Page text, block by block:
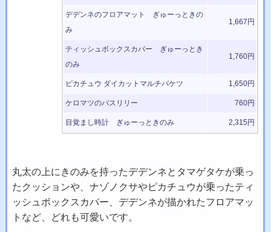
デデンネのフロアマット ぎゅーっときの
み
1,667円
ティッシュボックスカバー ぎゅーっとき
のみ
1,760円
ピカチュウ ダイカットマルチバケツ 1,650円
ケロマツのバスリリー 760円
目覚まし時計 ぎゅーっときのみ 2,315円
丸太の上にきのみを持ったデデンネとタマゲタケが乗っ
たクッションや、ナゾノクサやピカチュウが乗ったティ
ッシュボックスカバー、デデンネが描かれたフロアマッ
トなど、どれも可愛いです。